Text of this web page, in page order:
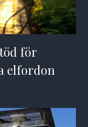
för
elfordon